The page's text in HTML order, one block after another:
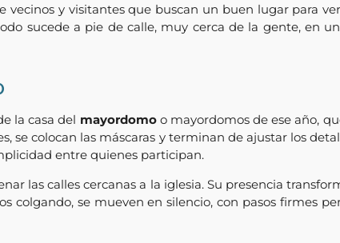
vecinos y visitantes que buscan un buen lugar para
sucede a pie de calle, muy cerca de la gente, en
la casa del mayordomoo mayordomos de ese año,
se colocan las máscaras y terminan de ajustar los
entre quienes participan.
las calles cercanas a la iglesia. Su presencia
colgando, se mueven en silencio, con pasos firmes